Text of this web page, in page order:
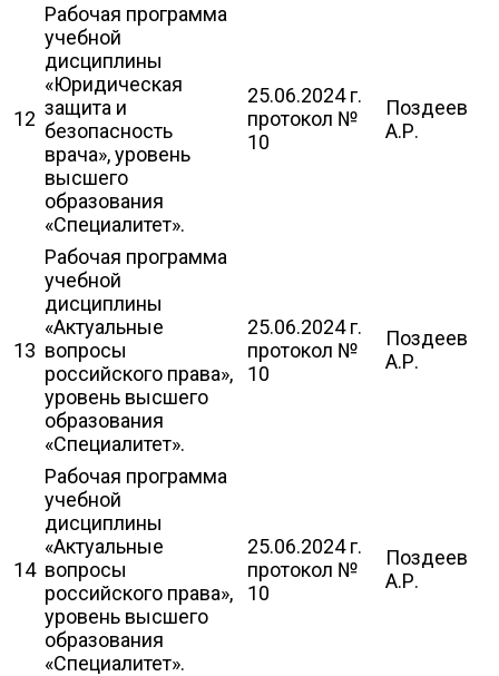
12
Рабочая программа
учебной
дисциплины
«Юридическая
защита и
безопасность
врача», уровень
высшего
образования
«Специалитет».
25.06.2024 г.
протокол №
10
Поздеев
А.Р.
13
Рабочая программа
учебной
дисциплины
«Актуальные
вопросы
российского права»,
уровень высшего
образования
«Специалитет».
25.06.2024 г.
протокол №
10
Поздеев
А.Р.
14
Рабочая программа
учебной
дисциплины
«Актуальные
вопросы
российского права»,
уровень высшего
образования
«Специалитет».
25.06.2024 г.
протокол №
10
Поздеев
А.Р.